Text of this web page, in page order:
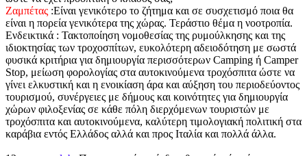
Ζαμπέτας :Είναι γενικότερο το ζήτημα και σε συσχετισμό ποια θα
είναι η πορεία γενικότερα της χώρας. Τεράστιο θέμα η νοοτροπία.
Ενδεικτικά : Τακτοποίηση νομοθεσίας της ρυμούλκησης και της
ιδιοκτησίας των τροχοσπίτων, ευκολότερη αδειοδότηση με σωστά
φυσικά κριτήρια για δημιουργία περισσότερων Camping ή Camper
Stop, μείωση φορολογίας στα αυτοκινούμενα τροχόσπιτα ώστε να
γίνει ελκυστική και η ενοικίαση άρα και αύξηση του περιοδεύοντος
τουρισμού, συνέργειες με δήμους και κοινότητες για δημιουργία
χώρων φιλοξενίας σε κάθε πόλη διερχόμενων τουριστών με
τροχόσπιτα και αυτοκινούμενα, καλύτερη τιμολογιακή πολιτική στα
καράβια εντός Ελλάδος αλλά και προς Ιταλία και πολλά άλλα.